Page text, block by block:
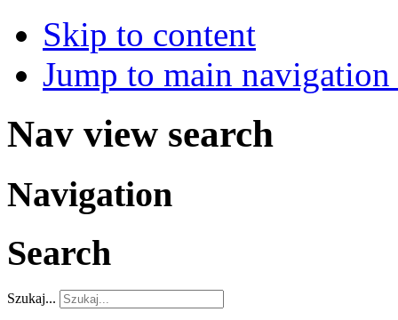
Skip to content
Jump to main
Nav view search
Navigation
Search
Szukaj...